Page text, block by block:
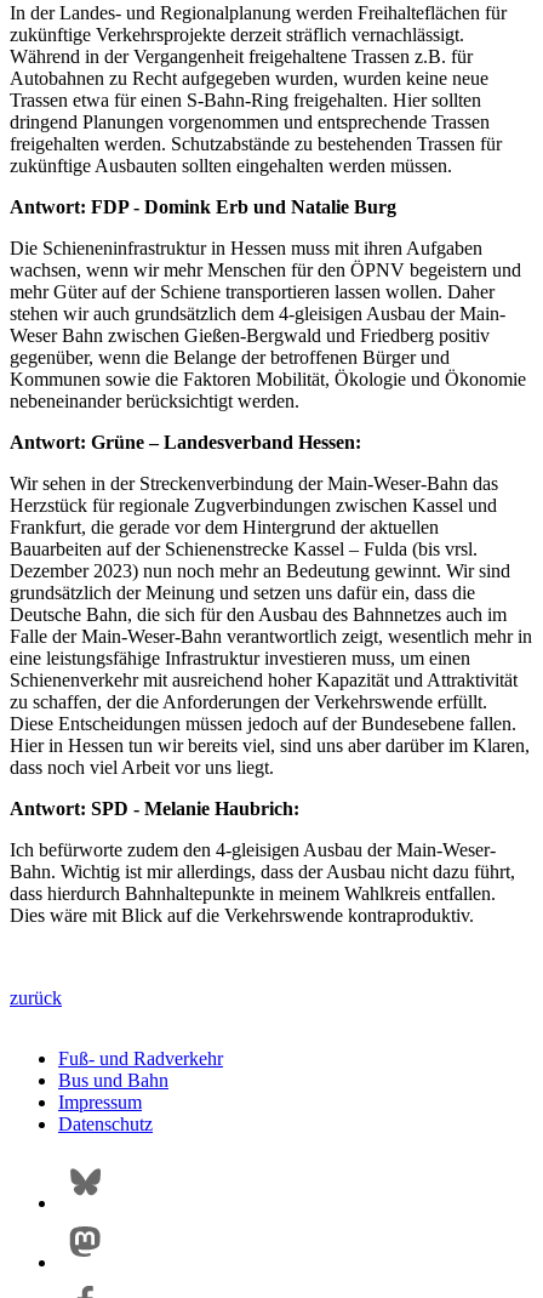
In der Landes- und Regionalplanung werden Freihalteflächen für
zukünftige Verkehrsprojekte derzeit sträflich vernachlässigt.
Während in der Vergangenheit freigehaltene Trassen z.B. für
Autobahnen zu Recht aufgegeben wurden, wurden keine neue
Trassen etwa für einen S-Bahn-Ring freigehalten. Hier sollten
dringend Planungen vorgenommen und entsprechende Trassen
freigehalten werden. Schutzabstände zu bestehenden Trassen für
zukünftige Ausbauten sollten eingehalten werden müssen.
Antwort: FDP - Domink Erb und Natalie Burg
Die Schieneninfrastruktur in Hessen muss mit ihren Aufgaben
wachsen, wenn wir mehr Menschen für den ÖPNV begeistern und
mehr Güter auf der Schiene transportieren lassen wollen. Daher
stehen wir auch grundsätzlich dem 4-gleisigen Ausbau der Main-
Weser Bahn zwischen Gießen-Bergwald und Friedberg positiv
gegenüber, wenn die Belange der betroffenen Bürger und
Kommunen sowie die Faktoren Mobilität, Ökologie und Ökonomie
nebeneinander berücksichtigt werden.
Antwort: Grüne – Landesverband Hessen:
Wir sehen in der Streckenverbindung der Main-Weser-Bahn das
Herzstück für regionale Zugverbindungen zwischen Kassel und
Frankfurt, die gerade vor dem Hintergrund der aktuellen
Bauarbeiten auf der Schienenstrecke Kassel – Fulda (bis vrsl.
Dezember 2023) nun noch mehr an Bedeutung gewinnt. Wir sind
grundsätzlich der Meinung und setzen uns dafür ein, dass die
Deutsche Bahn, die sich für den Ausbau des Bahnnetzes auch im
Falle der Main-Weser-Bahn verantwortlich zeigt, wesentlich mehr in
eine leistungsfähige Infrastruktur investieren muss, um einen
Schienenverkehr mit ausreichend hoher Kapazität und Attraktivität
zu schaffen, der die Anforderungen der Verkehrswende erfüllt.
Diese Entscheidungen müssen jedoch auf der Bundesebene fallen.
Hier in Hessen tun wir bereits viel, sind uns aber darüber im Klaren,
dass noch viel Arbeit vor uns liegt.
Antwort: SPD - Melanie Haubrich:
Ich befürworte zudem den 4-gleisigen Ausbau der Main-Weser-
Bahn. Wichtig ist mir allerdings, dass der Ausbau nicht dazu führt,
dass hierdurch Bahnhaltepunkte in meinem Wahlkreis entfallen.
Dies wäre mit Blick auf die Verkehrswende kontraproduktiv.
zurück
Fuß- und Radverkehr
Bus und Bahn
Impressum
Datenschutz